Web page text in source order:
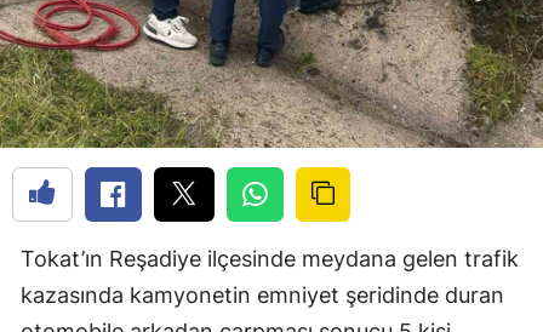
Tokat’ın Reşadiye ilçesinde meydana gelen trafik
kazasında kamyonetin emniyet şeridinde duran